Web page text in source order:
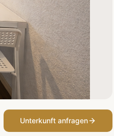
Unterkunft anfragen